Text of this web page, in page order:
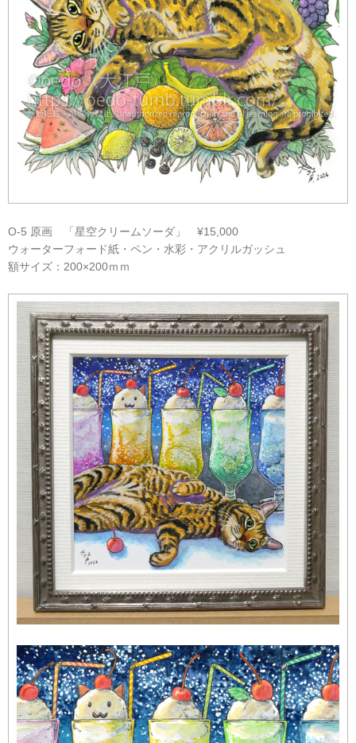
O-5 原画 「星空クリームソーダ」 ¥15,000
ウォーターフォード紙・ペン・水彩・アクリルガッシュ
額サイズ：200×200ｍｍ